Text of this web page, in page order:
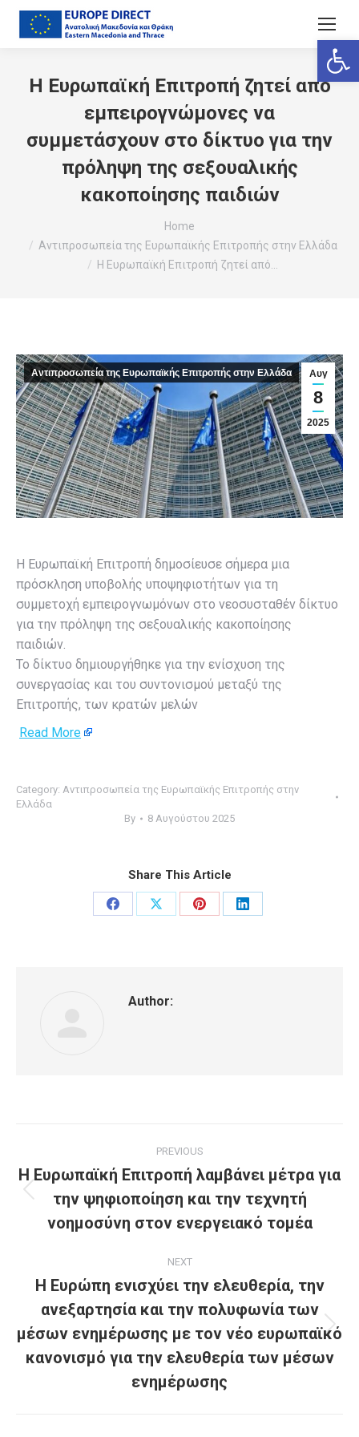
Η Ευρωπαϊκή Επιτροπή ζητεί από
εμπειρογνώμονες να
συμμετάσχουν στο δίκτυο για την
πρόληψη της σεξουαλικής
κακοποίησης παιδιών
Home
Αντιπροσωπεία της Ευρωπαϊκής Επιτροπής στην Ελλάδα
Η Ευρωπαϊκή Επιτροπή ζητεί από…
Αυγ
8
2025
Αντιπροσωπεία της Ευρωπαϊκής Επιτροπής στην Ελλάδα
Η Ευρωπαϊκή Επιτροπή δημοσίευσε σήμερα μια
πρόσκληση υποβολής υποψηφιοτήτων για τη
συμμετοχή εμπειρογνωμόνων στο νεοσυσταθέν δίκτυο
για την πρόληψη της σεξουαλικής κακοποίησης
παιδιών.
Το δίκτυο δημιουργήθηκε για την ενίσχυση της
συνεργασίας και του συντονισμού μεταξύ της
Επιτροπής, των κρατών μελών
Read More
Category: Αντιπροσωπεία της Ευρωπαϊκής Επιτροπής στην
Ελλάδα
By
8 Αυγούστου 2025
Share This Article
Share
Share
Share
Share
Author:
navigation
PREVIOUS
Previous
post:
Η Ευρωπαϊκή Επιτροπή λαμβάνει μέτρα για
την ψηφιοποίηση και την τεχνητή
νοημοσύνη στον ενεργειακό τομέα
NEXT
Next
post:
Η Ευρώπη ενισχύει την ελευθερία, την
ανεξαρτησία και την πολυφωνία των
μέσων ενημέρωσης με τον νέο ευρωπαϊκό
κανονισμό για την ελευθερία των μέσων
ενημέρωσης